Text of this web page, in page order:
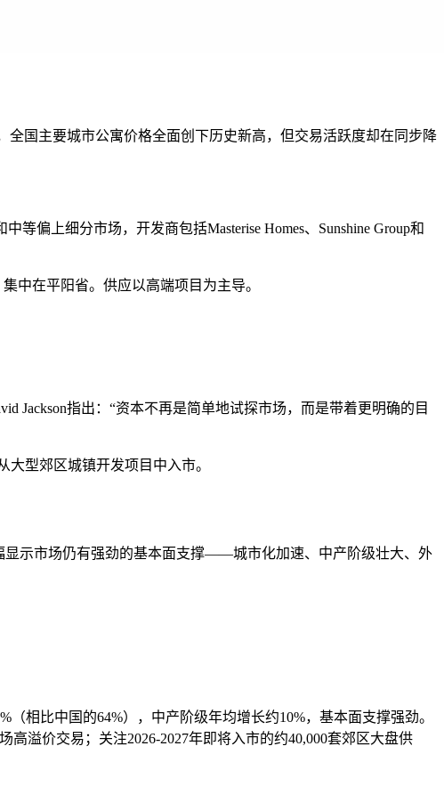
全国主要城市公寓价格全面创下历史新高，但交易活跃度却在同步降
偏上细分市场，开发商包括Masterise Homes、Sunshine Group和
中在平阳省。供应以高端项目为主导。
Jackson指出：“资本不再是简单地试探市场，而是带着更明确的目
型郊区城镇开发项目中入市。
显示市场仍有强劲的基本面支撑——城市化加速、中产阶级壮大、外
相比中国的64%），中产阶级年均增长约10%，基本面支撑强劲。
高溢价交易；关注2026-2027年即将入市的约40,000套郊区大盘供